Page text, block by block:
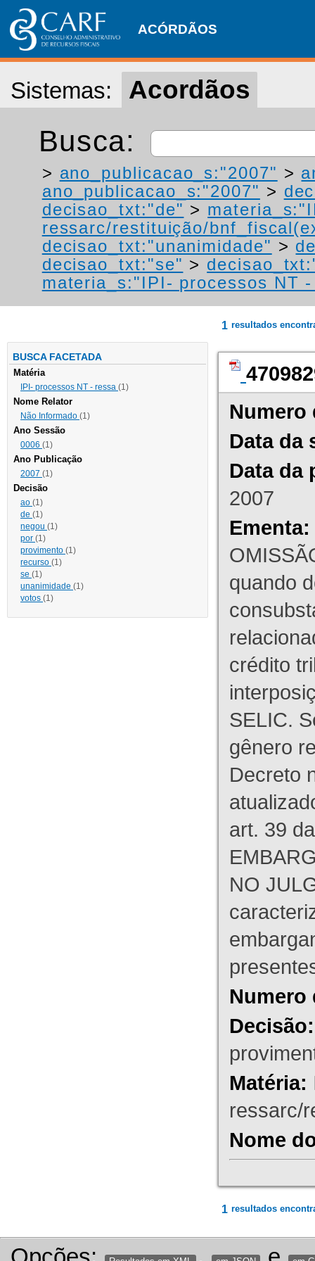
ACÓRDÃOS
Sistemas: Acordãos
Busca:
> ano_publicacao_s:"2007" >
ano_publicacao_s:"2007" >
decisao_txt:"de" >
ressarc/restituição/
decisao_txt:"unanimidade" >
decisao_txt:"se" >
materia_s:"IPI- processos NT
BUSCA FACETADA
Matéria
IPI- processos NT - ressa (1)
Nome Relator
Não Informado (1)
Ano Sessão
0006 (1)
Ano Publicação
2007 (1)
Decisão
ao (1)
de (1)
negou (1)
por (1)
provimento (1)
recurso (1)
se (1)
unanimidade (1)
votos (1)
1 resultados
Numero
Data da
Data da
2007
Ementa:
quando
crédito
SELIC.
gênero
Decreto
art. 39
NO
Numero
Decisão:
Matéria:
ressarc/
Nome
1 resultados